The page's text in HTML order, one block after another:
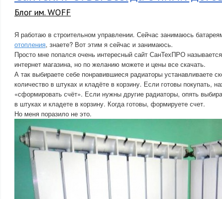
Блог им. WOFF
Я работаю в строительном управлении. Сейчас занимаюсь
отопления, знаете? Вот этим я сейчас и занимаюсь.
Просто мне попался очень интересный сайт СанТехПРО
интернет магазина, но по желанию можете и цены все скачать.
А так выбираете себе понравившиеся радиаторы устанавливаете
количество в штуках и кладёте в корзину. Если готовы покупать,
«сформировать счёт». Если нужны другие радиаторы, опять
в штуках и кладете в корзину. Когда готовы, формируете счет.
Но меня поразило не это.